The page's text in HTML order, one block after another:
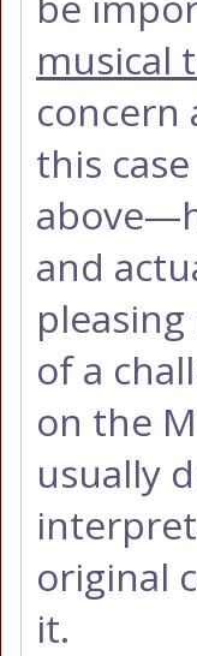
musical
concern
this
and
of a
on the
usually
original
it.